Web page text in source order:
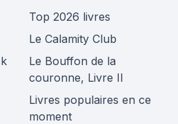
Top 2026 livres
Le Calamity Club
Le Bouffon de la
couronne, Livre II
Livres populaires en ce
moment